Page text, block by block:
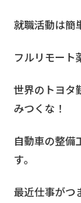
就職活動は簡
フルリモー
世界のトヨタ
みつくな！
自動車の整
す。
最近仕事がつ